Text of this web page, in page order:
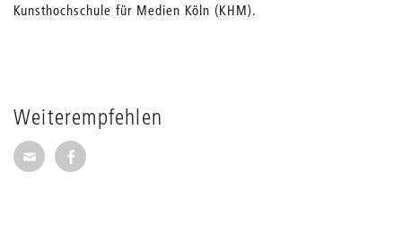
Weiterempfehlen
Seite per E-Mail weiterempfehlen
Seite auf Facebook weiterempfehlen
Kunsthochschule für Medien Köln (KHM).